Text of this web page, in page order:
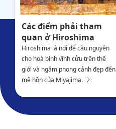
Các điểm phải tham
quan ở Hiroshima
Hiroshima là nơi để cầu nguyện
cho hoà bình vĩnh cửu trên thế
giới và ngắm phong cảnh đẹp đến
mê hồn của Miyajima.